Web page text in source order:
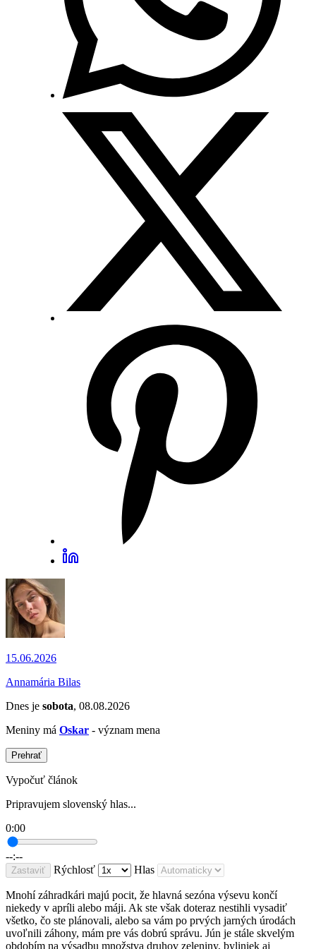
15.06.2026
Annamária Bilas
Dnes je sobota, 08.08.2026
Meniny má Oskar - význam mena
Prehrať
Vypočuť článok
Pripravujem slovenský hlas...
0:00
--:--
Zastaviť Rýchlosť Hlas
Mnohí záhradkári majú pocit, že hlavná sezóna výsevu končí
niekedy v apríli alebo máji. Ak ste však doteraz nestihli vysadiť
všetko, čo ste plánovali, alebo sa vám po prvých jarných úrodách
uvoľnili záhony, mám pre vás dobrú správu. Jún je stále skvelým
obdobím na výsadbu množstva druhov zeleniny, byliniek aj